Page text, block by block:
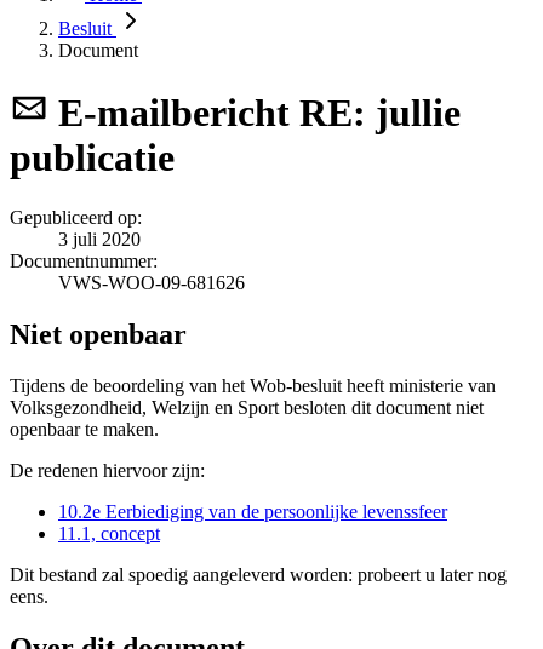
Bekijk per bestuursorgaan
Besluit
Document
E-mailbericht RE: jullie
publicatie
Gepubliceerd op:
3 juli 2020
Documentnummer:
VWS-WOO-09-681626
Niet openbaar
Tijdens de beoordeling van het Wob-besluit heeft ministerie van
Volksgezondheid, Welzijn en Sport besloten dit document niet
openbaar te maken.
De redenen hiervoor zijn:
10.2e Eerbiediging van de persoonlijke levenssfeer
11.1, concept
Dit bestand zal spoedig aangeleverd worden: probeert u later nog
eens.